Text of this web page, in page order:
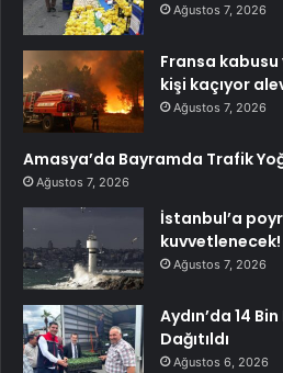
Ağustos 7, 2026
Fransa kabusu
kişi kaçıyor
Ağustos 7, 2026
Amasya’da Bayramda Trafik
Ağustos 7, 2026
İstanbul’a
kuvvetlenecek!
Ağustos 7, 2026
Aydın’da 14
Dağıtıldı
Ağustos 6, 2026